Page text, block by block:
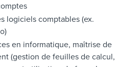
logiciels comptables (ex.
en informatique, maîtrise de
(gestion de feuilles de calcul,